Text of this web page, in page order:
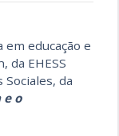
em educação e
da EHESS
da
e o